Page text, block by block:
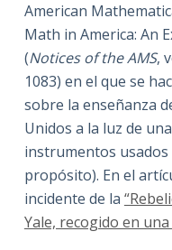
d
o
American
Math in America: An
(Notices of the AMS,
1083) en el que se
sobre la enseñanza
Unidos a la luz de
instrumentos usados
propósito). En el
incidente de la
Yale, recogido en